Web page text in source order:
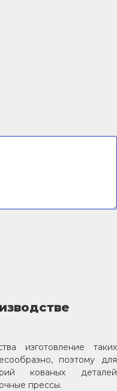
изготовление таких
поэтому для
кованых деталей
прессы.